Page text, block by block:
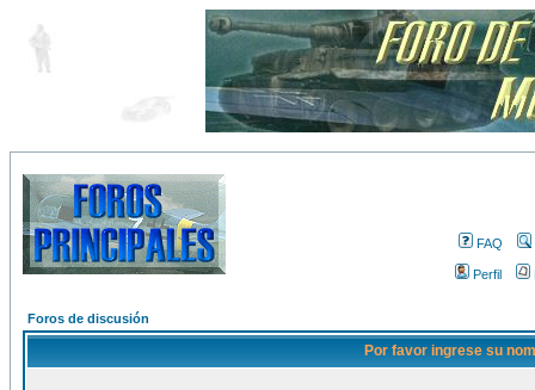
FAQ
Perfil
Foros de discusión
Por favor ingrese su